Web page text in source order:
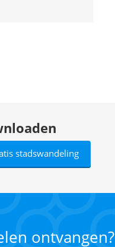
stadswandeling
ontvangen?